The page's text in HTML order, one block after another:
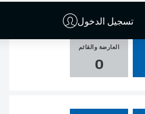
تسجيل الدخول
العارضة والقائم